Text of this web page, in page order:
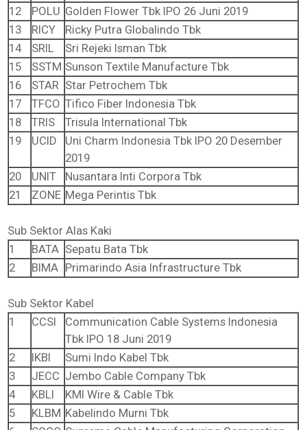
12
POLU Golden Flower Tbk IPO 26 Juni 2019
13
RICY
Ricky Putra Globalindo Tbk
14
SRIL
Sri Rejeki Isman Tbk
15
SSTM Sunson Textile Manufacture Tbk
16
STAR Star Petrochem Tbk
17
TFCO Tifico Fiber Indonesia Tbk
18
TRIS
Trisula International Tbk
19
UCID
Uni Charm Indonesia Tbk IPO 20 Desember
2019
20
UNIT
Nusantara Inti Corpora Tbk
21
ZONE Mega Perintis Tbk
Sub Sektor Alas Kaki
1
BATA Sepatu Bata Tbk
2
BIMA Primarindo Asia Infrastructure Tbk
Sub Sektor Kabel
1
CCSI
Communication Cable Systems Indonesia
Tbk IPO 18 Juni 2019
2
IKBI
Sumi Indo Kabel Tbk
3
JECC Jembo Cable Company Tbk
4
KBLI
KMI Wire & Cable Tbk
5
KLBM Kabelindo Murni Tbk